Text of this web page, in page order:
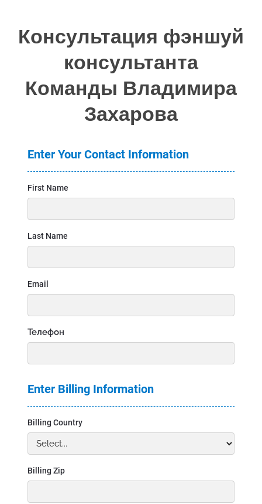
Консультация фэншуй
консультанта
Команды Владимира
Захарова